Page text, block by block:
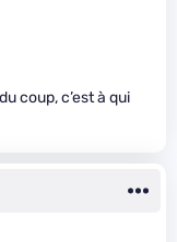
coup, c’est à qui